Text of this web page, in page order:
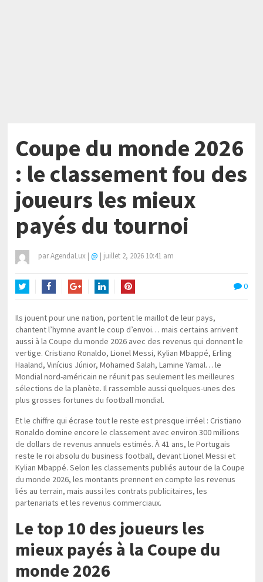
Coupe du monde 2026
: le classement fou des
joueurs les mieux
payés du tournoi
parAgendaLux | @ | juillet 2, 2026 10:41 am
0
Ils jouent pour une nation, portent le maillot de leur pays,
chantent l’hymne avant le coup d’envoi… mais certains arrivent
aussi à la Coupe du monde 2026 avec des revenus qui donnent le
vertige. Cristiano Ronaldo, Lionel Messi, Kylian Mbappé, Erling
Haaland, Vinícius Júnior, Mohamed Salah, Lamine Yamal… le
Mondial nord-américain ne réunit pas seulement les meilleures
sélections de la planète. Il rassemble aussi quelques-unes des
plus grosses fortunes du football mondial.
Et le chiffre qui écrase tout le reste est presque irréel : Cristiano
Ronaldo domine encore le classement avec environ 300 millions
de dollars de revenus annuels estimés. À 41 ans, le Portugais
reste le roi absolu du business football, devant Lionel Messi et
Kylian Mbappé. Selon les classements publiés autour de la Coupe
du monde 2026, les montants prennent en compte les revenus
liés au terrain, mais aussi les contrats publicitaires, les
partenariats et les revenus commerciaux.
Le top 10 des joueurs les
mieux payés à la Coupe du
monde 2026